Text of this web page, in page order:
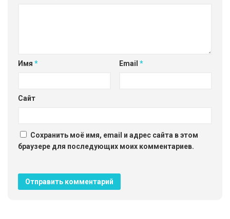
Имя * Email *
Сайт
Сохранить моё имя, email и адрес сайта в этом
браузере для последующих моих комментариев.